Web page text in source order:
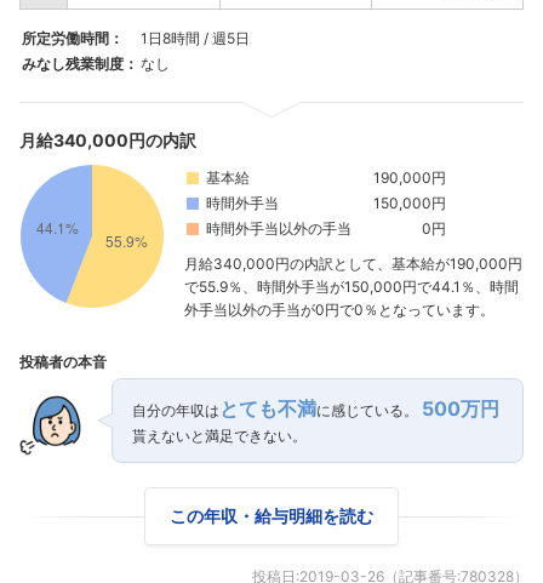
所定労働時間：
1日8時間 / 週5日
みなし残業制度： なし
月給340,000円の内訳
基本給
190,000円
時間外手当
150,000円
時間外手当以外の手当
0円
月給340,000円の内訳として、基本給が190,000円
で55.9％、時間外手当が150,000円で44.1％、時間
外手当以外の手当が0円で0％となっています。
投稿者の本音
自分の年収は とても不満に感じている。 500万円
貰えないと満足できない。
この年収・給与明細を読む
投稿日:2019-03-26 （記事番号:780328）